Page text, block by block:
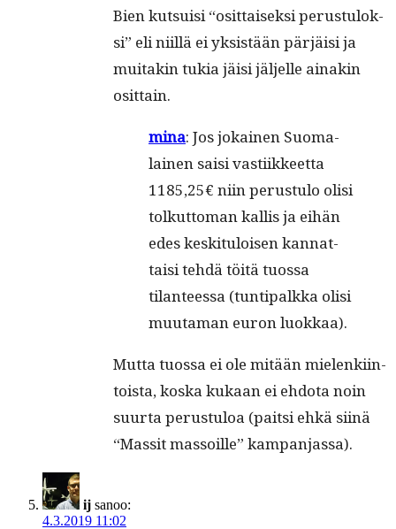
Bien kut­su­isi “osit­taisek­si perus­tu­lok­
si” eli niil­lä ei yksistään pär­jäisi ja
muitakin tukia jäisi jäl­jelle ainakin
osittain.
mina: Jos jokainen Suo­ma­
lainen saisi vasti­ik­keet­ta
1185,25€ niin perus­tu­lo olisi
tolkut­toman kallis ja eihän
edes keski­t­u­loisen kan­nat­
taisi tehdä töitä tuos­sa
tilanteessa (tun­tipalk­ka olisi
muu­ta­man euron luokkaa).
Mut­ta tuos­sa ei ole mitään mie­lenki­in­
toista, kos­ka kukaan ei ehdo­ta noin
suur­ta perus­tu­loa (pait­si ehkä siinä
“Mas­sit mas­soille” kampanjassa).
ij sanoo:
4.3.2019 11:02